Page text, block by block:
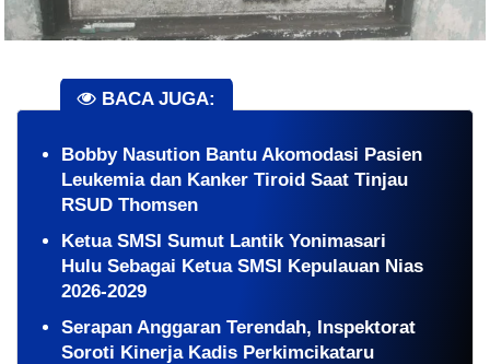
BACA JUGA:
Bobby Nasution Bantu Akomodasi Pasien
Leukemia dan Kanker Tiroid Saat Tinjau
RSUD Thomsen
Ketua SMSI Sumut Lantik Yonimasari
Hulu Sebagai Ketua SMSI Kepulauan Nias
2026-2029
Serapan Anggaran Terendah, Inspektorat
Soroti Kinerja Kadis Perkimcikataru